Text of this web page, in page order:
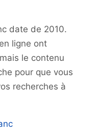
date de 2010.
ligne ont
le contenu
pour que vous
recherches à